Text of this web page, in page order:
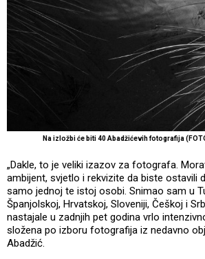
Na izložbi će biti 40 Abadžićevih fotografija
„Dakle, to je veliki izazov za fotografa.
ambijent, svjetlo i rekvizite da biste ostavili
samo jednoj te istoj osobi. Snimao sam u
Španjolskoj, Hrvatskoj, Sloveniji, Češkoj i
nastajale u zadnjih pet godina vrlo
složena po izboru fotografija iz nedavno
Abadžić.